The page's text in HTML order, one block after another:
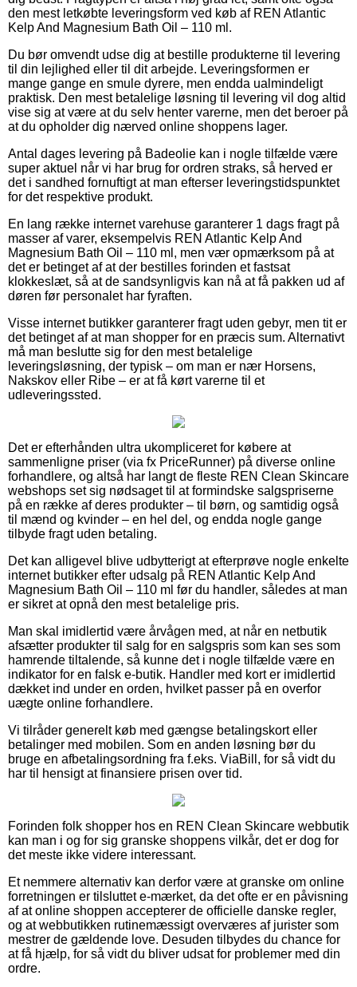
den mest letkøbte leveringsform ved køb af REN Atlantic
Kelp And Magnesium Bath Oil – 110 ml.
Du bør omvendt udse dig at bestille produkterne til levering
til din lejlighed eller til dit arbejde. Leveringsformen er
mange gange en smule dyrere, men endda ualmindeligt
praktisk. Den mest betalelige løsning til levering vil dog altid
vise sig at være at du selv henter varerne, men det beroer på
at du opholder dig nærved online shoppens lager.
Antal dages levering på Badeolie kan i nogle tilfælde være
super aktuel når vi har brug for ordren straks, så herved er
det i sandhed fornuftigt at man efterser leveringstidspunktet
for det respektive produkt.
En lang række internet varehuse garanterer 1 dags fragt på
masser af varer, eksempelvis REN Atlantic Kelp And
Magnesium Bath Oil – 110 ml, men vær opmærksom på at
det er betinget af at der bestilles forinden et fastsat
klokkeslæt, så at de sandsynligvis kan nå at få pakken ud af
døren før personalet har fyraften.
Visse internet butikker garanterer fragt uden gebyr, men tit er
det betinget af at man shopper for en præcis sum. Alternativt
må man beslutte sig for den mest betalelige
leveringsløsning, der typisk – om man er nær Horsens,
Nakskov eller Ribe – er at få kørt varerne til et
udleveringssted.
Det er efterhånden ultra ukompliceret for købere at
sammenligne priser (via fx PriceRunner) på diverse online
forhandlere, og altså har langt de fleste REN Clean Skincare
webshops set sig nødsaget til at formindske salgspriserne
på en række af deres produkter – til børn, og samtidig også
til mænd og kvinder – en hel del, og endda nogle gange
tilbyde fragt uden betaling.
Det kan alligevel blive udbytterigt at efterprøve nogle enkelte
internet butikker efter udsalg på REN Atlantic Kelp And
Magnesium Bath Oil – 110 ml før du handler, således at man
er sikret at opnå den mest betalelige pris.
Man skal imidlertid være årvågen med, at når en netbutik
afsætter produkter til salg for en salgspris som kan ses som
hamrende tiltalende, så kunne det i nogle tilfælde være en
indikator for en falsk e-butik. Handler med kort er imidlertid
dækket ind under en orden, hvilket passer på en overfor
uægte online forhandlere.
Vi tilråder generelt køb med gængse betalingskort eller
betalinger med mobilen. Som en anden løsning bør du
bruge en afbetalingsordning fra f.eks. ViaBill, for så vidt du
har til hensigt at finansiere prisen over tid.
Forinden folk shopper hos en REN Clean Skincare webbutik
kan man i og for sig granske shoppens vilkår, det er dog for
det meste ikke videre interessant.
Et nemmere alternativ kan derfor være at granske om online
forretningen er tilsluttet e-mærket, da det ofte er en påvisning
af at online shoppen accepterer de officielle danske regler,
og at webbutikken rutinemæssigt overværes af jurister som
mestrer de gældende love. Desuden tilbydes du chance for
at få hjælp, for så vidt du bliver udsat for problemer med din
ordre.